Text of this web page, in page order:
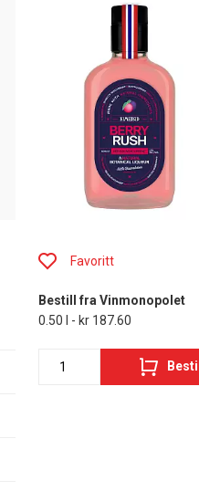
Favoritt
Bestill fra Vinmonopolet
0.50 l - kr 187.60
Bestill